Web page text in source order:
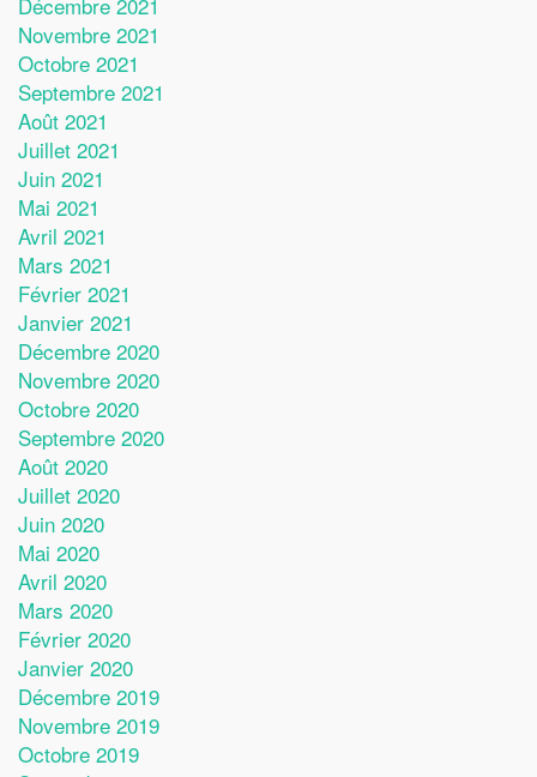
Novembre 2021
Octobre 2021
Septembre 2021
Août 2021
Juillet 2021
Juin 2021
Mai 2021
Avril 2021
Mars 2021
Février 2021
Janvier 2021
Décembre 2020
Novembre 2020
Octobre 2020
Septembre 2020
Août 2020
Juillet 2020
Juin 2020
Mai 2020
Avril 2020
Mars 2020
Février 2020
Janvier 2020
Décembre 2019
Novembre 2019
Octobre 2019